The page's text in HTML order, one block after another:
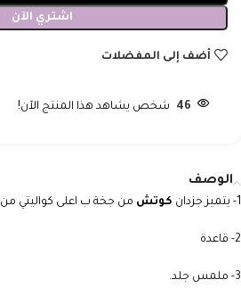
اشتري الآن
أضف إلى المفضلات
46 شخص يشاهد هذا المنتج الآن!
الوصف
1- يتميز جزدان كوتش من جخة ب اعلى كواليتي من
2- قاعدة
3- ملمس جلد.